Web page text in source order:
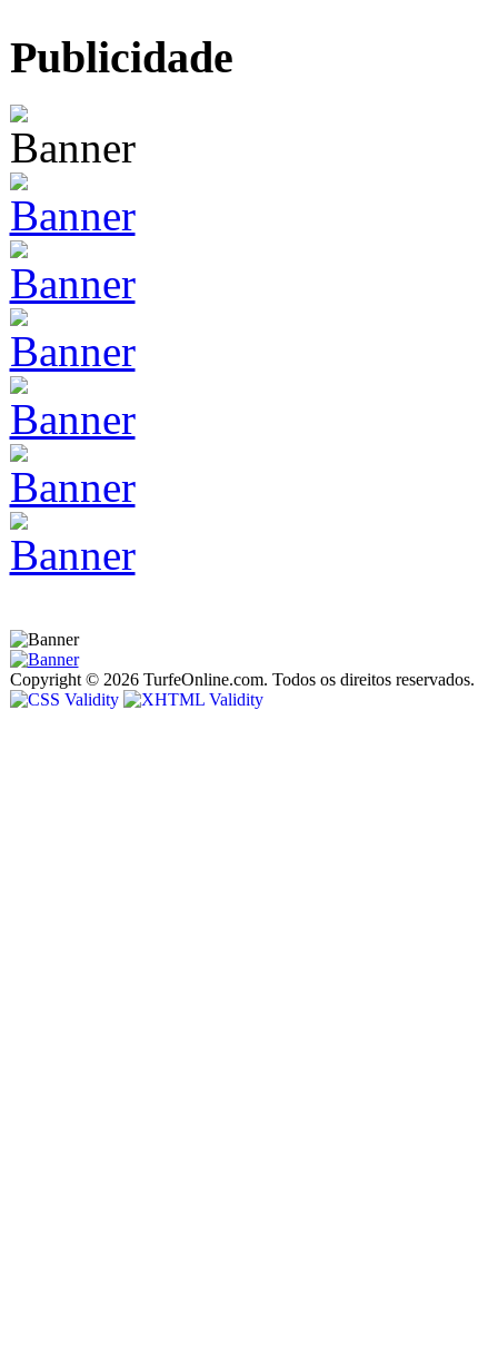
Publicidade
Copyright © 2026 TurfeOnline.com. Todos os direitos reservados.